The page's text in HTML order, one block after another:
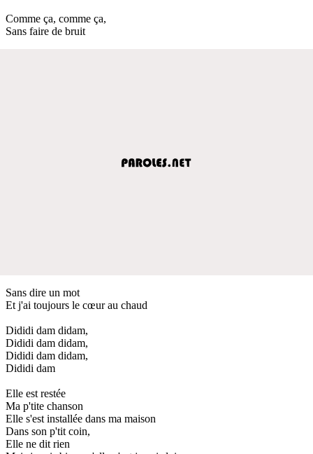
Comme ça, comme ça,
Sans faire de bruit
Sans dire un mot
Et j'ai toujours le cœur au chaud
Dididi dam didam,
Dididi dam didam,
Dididi dam didam,
Dididi dam
Elle est restée
Ma p'tite chanson
Elle s'est installée dans ma maison
Dans son p'tit coin,
Elle ne dit rien